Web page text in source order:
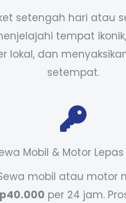
setengah hari atau
tempat
lokal, dan
setempat.
Mobil & Motor
mobil atau motor
per 24 jam.